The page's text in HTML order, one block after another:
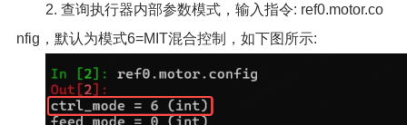
2. 查询执行器内部参数模式，输入指令: ref0.motor.co
nfig，默认为模式6=MIT混合控制，如下图所示: